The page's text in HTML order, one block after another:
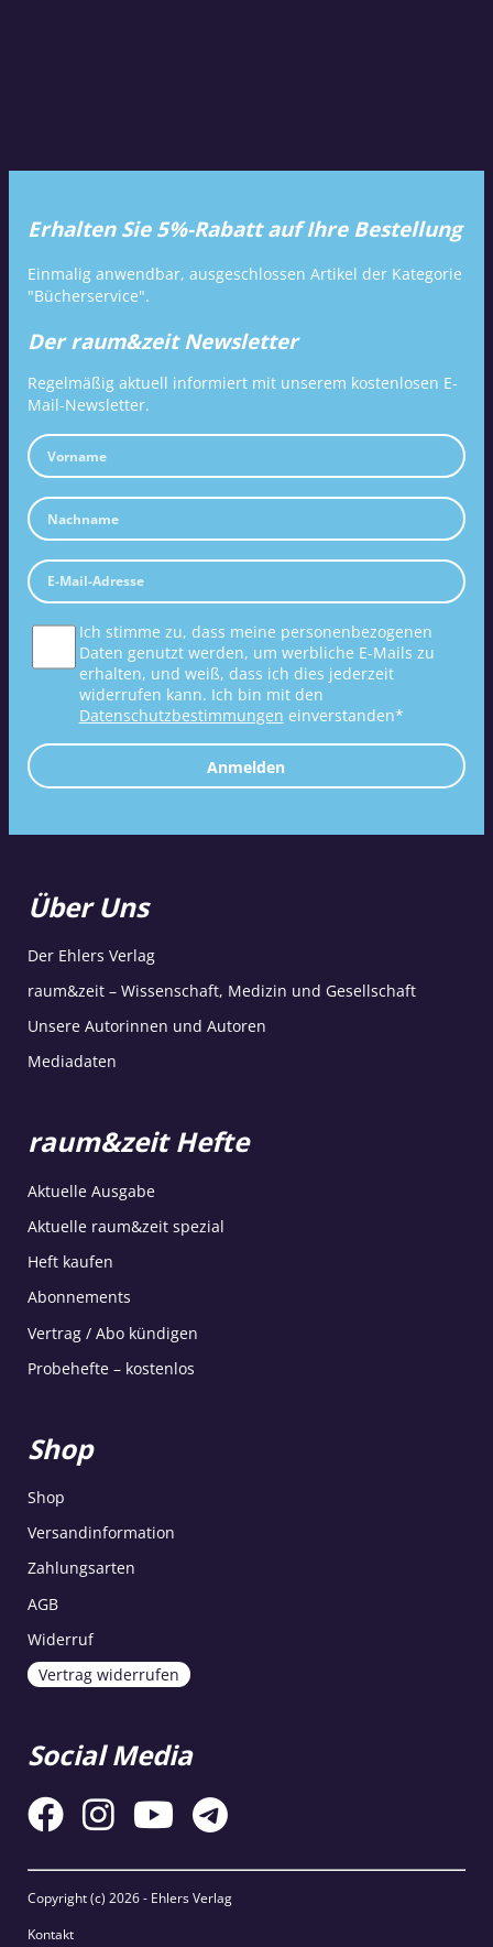
Erhalten Sie 5%-Rabatt auf Ihre Bestellung
Einmalig anwendbar, ausgeschlossen Artikel der Kategorie
"Bücherservice".
Der raum&zeit Newsletter
Regelmäßig aktuell informiert mit unserem kostenlosen E-
Mail-Newsletter.
Ich stimme zu, dass meine personenbezogenen
Daten genutzt werden, um werbliche E-Mails zu
erhalten, und weiß, dass ich dies jederzeit
widerrufen kann. Ich bin mit den
Datenschutzbestimmungen einverstanden*
Anmelden
Über Uns
Der Ehlers Verlag
raum&zeit – Wissenschaft, Medizin und Gesellschaft
Unsere Autorinnen und Autoren
Mediadaten
raum&zeit Hefte
Aktuelle Ausgabe
Aktuelle raum&zeit spezial
Heft kaufen
Abonnements
Vertrag / Abo kündigen
Probehefte – kostenlos
Shop
Shop
Versandinformation
Zahlungsarten
AGB
Widerruf
Vertrag widerrufen
Social Media
Copyright (c) 2026 - Ehlers Verlag
Kontakt